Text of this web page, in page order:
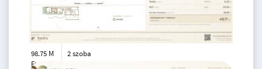
98.75 M
Ft
2 szoba